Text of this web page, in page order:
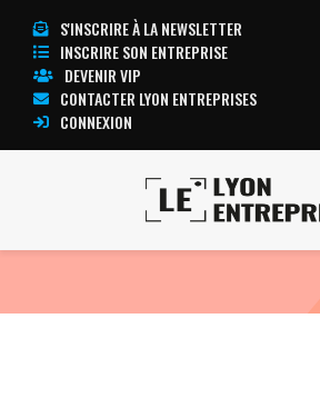
S'INSCRIRE À LA NEWSLETTER
INSCRIRE SON ENTREPRISE
DEVENIR VIP
CONTACTER LYON ENTREPRISES
CONNEXION